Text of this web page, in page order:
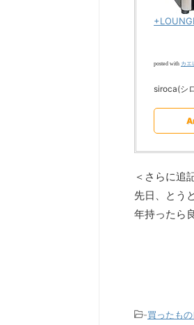
posted with カエ
siroca(シ
＜さらに追
先日、とう
年持ったら
-買ったも